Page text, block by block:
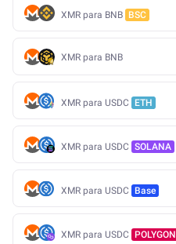
XMR para BNB BSC
XMR para BNB
XMR para USDC ETH
XMR para USDC SOLANA
XMR para USDC Base
XMR para USDC POLYGON